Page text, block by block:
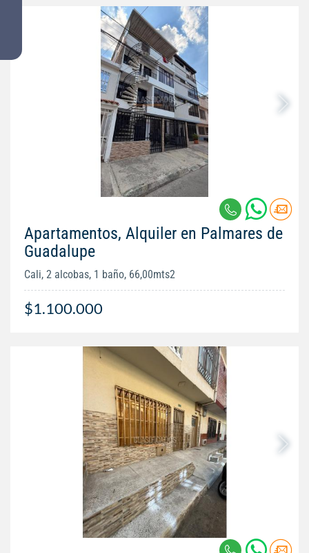
Apartamentos, Alquiler en Palmares de
Guadalupe
Cali, 2 alcobas, 1 baño, 66,00mts2
$1.100.000